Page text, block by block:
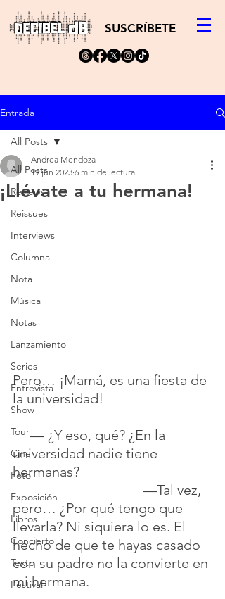
SUSCRÍBETE
Entrada
All Posts
Reviews
Reissues
Interviews
Columna
Nota
Música
Notas
Lanzamiento
Series
Entrevista
Show
Tour
Cine
Foto
Exposición
Libros
Concierto
Texto
Festival
All Posts
¡Llévate a tu hermana!
Andrea Mendoza
19 jun 2023 6 min de lectura
Pero… ¡Mamá, es una fiesta de
la universidad!
     — ¿Y eso, qué? ¿En la
universidad nadie tiene
hermanas?
                                     —Tal vez,
pero… ¿Por qué tengo que
llevarla? Ni siquiera lo es. El
hecho de que te hayas casado
con su padre no la convierte en
mi hermana.